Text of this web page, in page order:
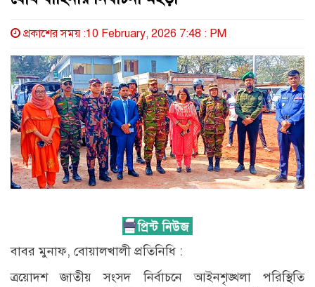
প্রকাশের সময় :10 February, 2026 7:48 : PM
বাবর মুনাফ, বোয়ালখালী প্রতিনিধি :
ত্রয়োদশ জাতীয় সংসদ নির্বাচনে আইনশৃঙ্খলা পরিস্থিতি